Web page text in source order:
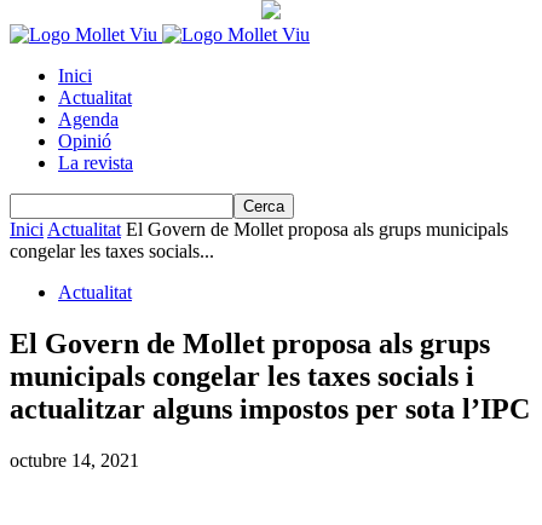
Inici
Actualitat
Agenda
Opinió
La revista
Inici Actualitat El Govern de Mollet proposa als grups municipals
congelar les taxes socials...
Actualitat
El Govern de Mollet proposa als grups
municipals congelar les taxes socials i
actualitzar alguns impostos per sota l’IPC
octubre 14, 2021